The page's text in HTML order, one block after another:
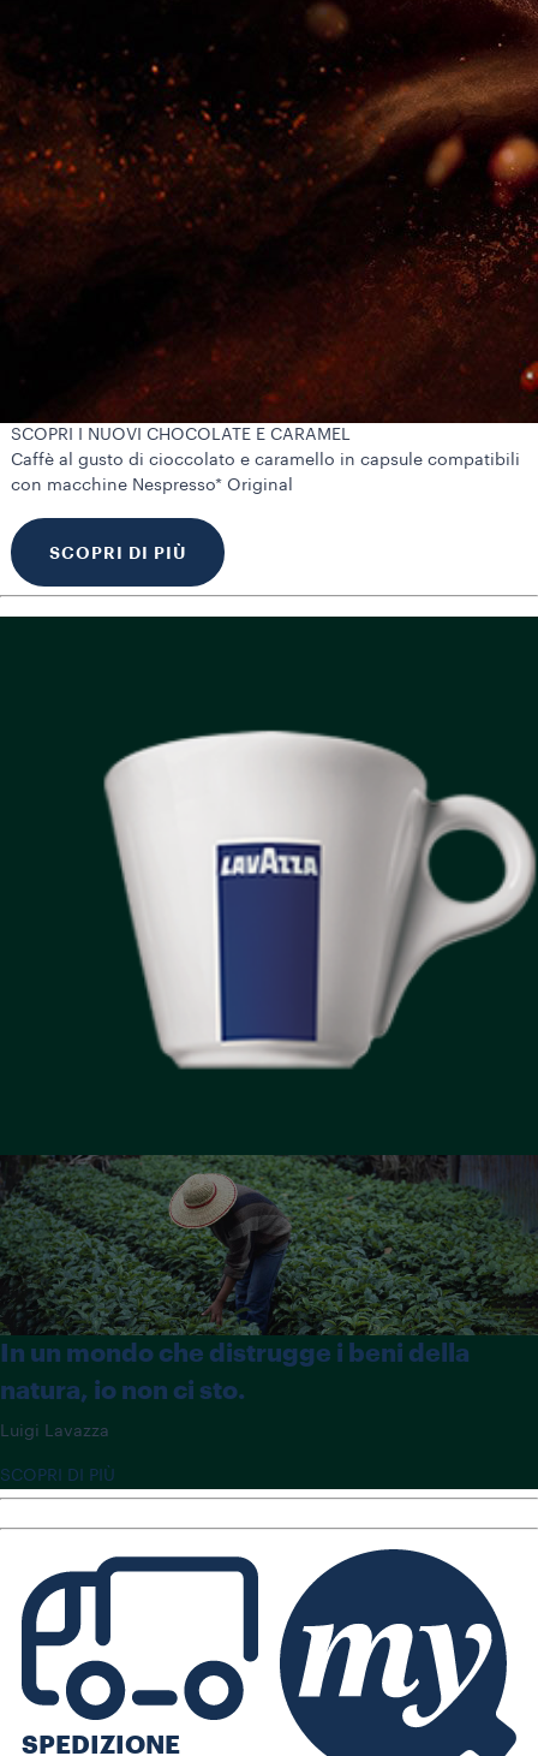
SCOPRI I NUOVI CHOCOLATE E CARAMEL
Caffè al gusto di cioccolato e caramello in capsule compatibili
con macchine Nespresso* Original
SCOPRI DI PIÙ
In un mondo che distrugge i beni della
natura, io non ci sto.
Luigi Lavazza
SCOPRI DI PIÙ
SPEDIZIONE